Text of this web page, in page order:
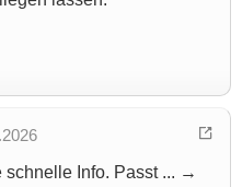
schnelle Info. Passt ... →